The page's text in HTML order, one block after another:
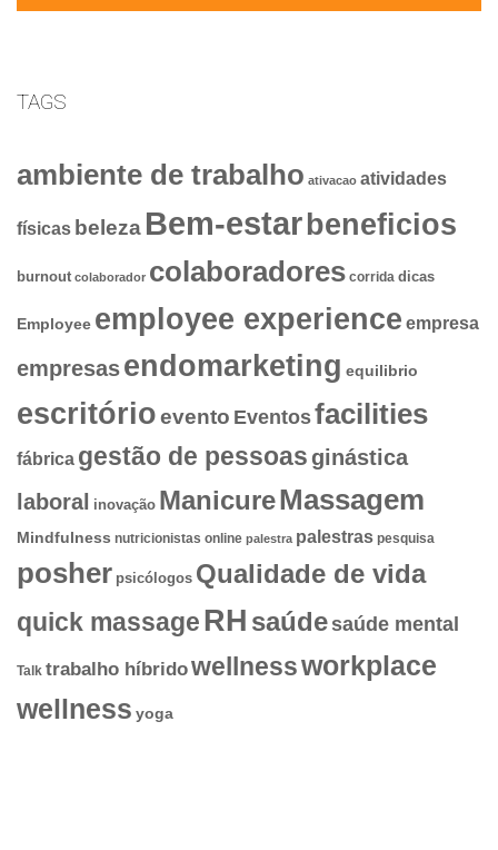
TAGS
ambiente de trabalho ativacao atividades
físicas beleza Bem-estar beneficios
burnout colaborador colaboradores corrida dicas
Employee employee experience empresa
empresasendomarketing equilibrio
escritórioevento Eventosfacilities
fábrica gestão de pessoasginástica
laboral inovação ManicureMassagem
Mindfulness nutricionistas online palestra palestras pesquisa
posher psicólogos Qualidade de vida
quick massageRH saúdesaúde mental
Talk trabalho híbridowellnessworkplace
wellness yoga